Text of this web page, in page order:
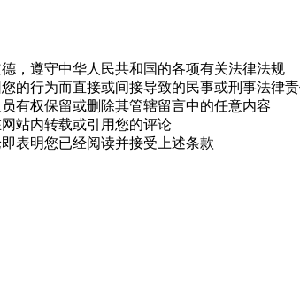
，遵守中华人民共和国的各项有关法律法规
的行为而直接或间接导致的民事或刑事法律
有权保留或删除其管辖留言中的任意内容
站内转载或引用您的评论
表明您已经阅读并接受上述条款